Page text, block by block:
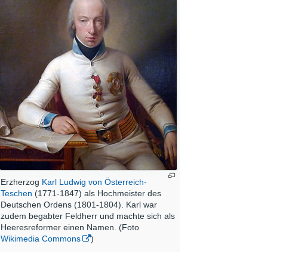
Erzherzog Karl Ludwig von Österreich-
Teschen (1771-1847) als Hochmeister des
Deutschen Ordens (1801-1804). Karl war
zudem begabter Feldherr und machte sich als
Heeresreformer einen Namen. (Foto
Wikimedia Commons
)